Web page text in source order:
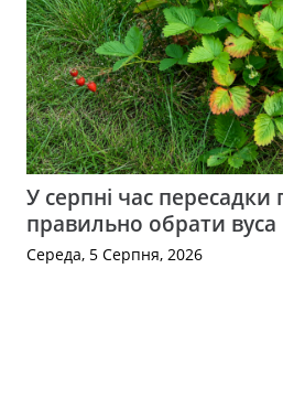
У серпні час пересадки
правильно обрати вуса
Середа, 5 Серпня, 2026